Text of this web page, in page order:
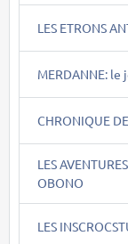
LES ETRONS
MERDANNE:
CHRONIQUE
LES
OBONO
LES